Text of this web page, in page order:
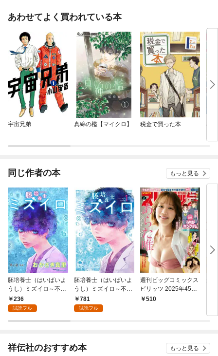
あわせてよく買われている本
宇宙兄弟 真綿の檻【マイクロ】 税金で買った本
椿
同じ作者の本 もっと見る
胚培養士（はいばいよ
うし）ミズイロ～不妊
治療のスペシャリスト
～【単話】（１）
236
試読フル
胚培養士（はいばいよ
うし）ミズイロ～不妊
治療のスペシャリスト
～（１）
781
試読フル
週刊ビッグコミックス
ピリッツ 2025年45号
【デジタル版限定グラ
510
か
祥伝社のおすすめ本 もっと見る